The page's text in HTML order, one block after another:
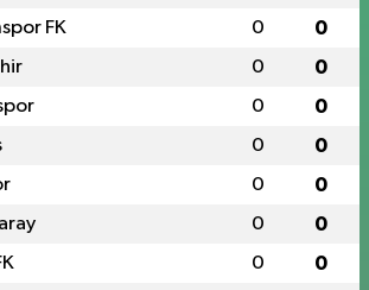
FK 0 0
0 0
0 0
0 0
0 0
0 0
0 0